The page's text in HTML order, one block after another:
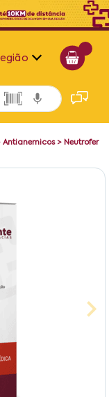
Alagoas
Bahia
Antianemicos> Neutrofer